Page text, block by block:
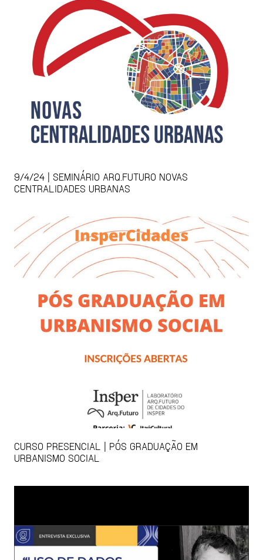
9/4/24 | SEMINÁRIO ARQ.FUTURO NOVAS
CENTRALIDADES URBANAS
CURSO PRESENCIAL | PÓS GRADUAÇÃO EM
URBANISMO SOCIAL